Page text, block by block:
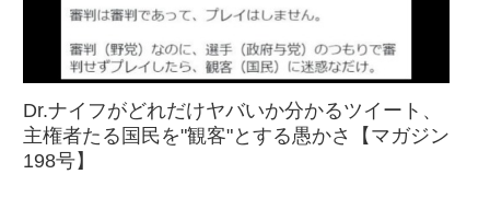
Dr.ナイフがどれだけヤバいか分かるツイート、
主権者たる国民を"観客"とする愚かさ【マガジン
198号】